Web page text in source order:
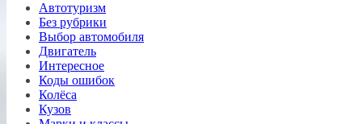
Автотуризм
Без рубрики
Выбор автомобиля
Двигатель
Интересное
Коды ошибок
Колёса
Кузов